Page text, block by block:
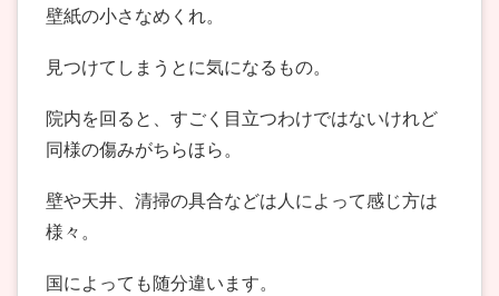
壁紙の小さなめくれ。
見つけてしまうとに気になるもの。
院内を回ると、すごく目立つわけではないけれど
同様の傷みがちらほら。
壁や天井、清掃の具合などは人によって感じ方は
様々。
国によっても随分違います。